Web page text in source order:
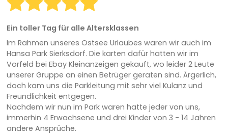
Ein toller Tag für alle Altersklassen
Im Rahmen unseres Ostsee Urlaubes waren wir auch im
Hansa Park Sierksdorf. Die karten dafür hatten wir im
Vorfeld bei Ebay Kleinanzeigen gekauft, wo leider 2 Leute
unserer Gruppe an einen Betrüger geraten sind. Ärgerlich,
doch kam uns die Parkleitung mit sehr viel Kulanz und
Freundlichkeit entgegen.
Nachdem wir nun im Park waren hatte jeder von uns,
immerhin 4 Erwachsene und drei Kinder von 3 - 14 Jahren
andere Ansprüche.